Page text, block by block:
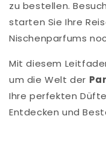
zu bestellen.
starten Sie Ihre
Nischenparfums
Mit diesem
um die Welt der
Ihre perfekten
Entdecken und